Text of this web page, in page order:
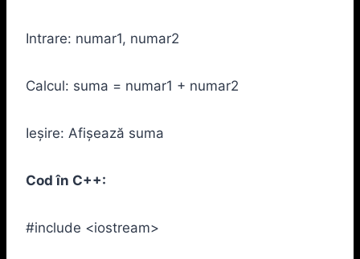
Intrare: numar1, numar2
Calcul: suma = numar1 + numar2
Ieșire: Afișează suma
Cod în C++:
#include <iostream>